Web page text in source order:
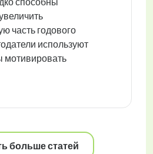
часть годового
используют
мотивировать
больше статей